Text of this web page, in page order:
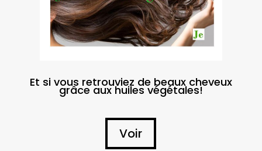
Et si vous retrouviez de beaux cheveux
grâce aux huiles végétales!
Voir